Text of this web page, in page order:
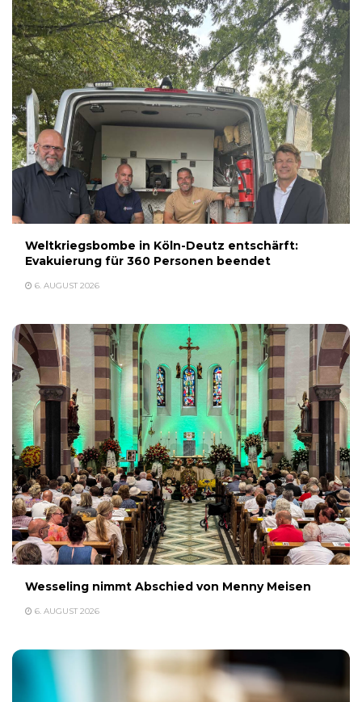
Weltkriegsbombe in Köln-Deutz entschärft:
Evakuierung für 360 Personen beendet
6. AUGUST 2026
Wesseling nimmt Abschied von Menny Meisen
6. AUGUST 2026